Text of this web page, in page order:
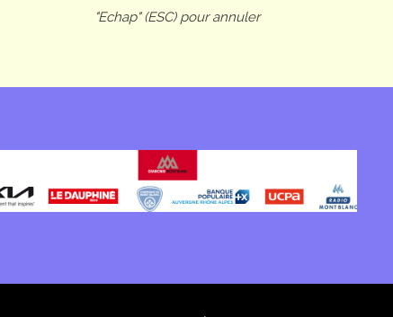
"Echap" (ESC) pour annuler